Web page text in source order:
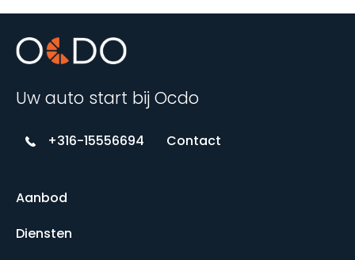
Uw auto start bij Ocdo
+316-15556694 Contact
Aanbod
Diensten